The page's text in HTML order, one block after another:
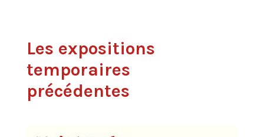
Les expositions
temporaires
précédentes